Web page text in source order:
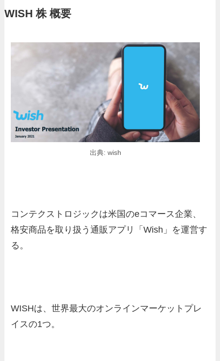
WISH 株 概要
出典: wish
コンテクストロジックは米国のeコマース企業、
格安商品を取り扱う通販アプリ「Wish」を運営す
る。
WISHは、世界最大のオンラインマーケットプレ
イスの1つ。